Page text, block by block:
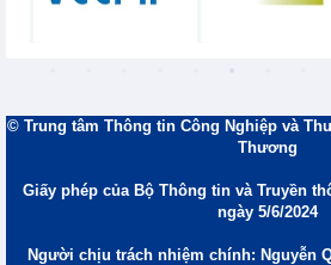
© Trung tâm Thông tin Công Nghiệp và
Thương
Giấy phép của Bộ Thông tin và Truyền
ngày 5/6/2024
Người chịu trách nhiệm chính: Nguyễn